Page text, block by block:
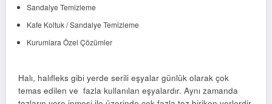
Sandalye Temizleme
Kafe Koltuk / Sandalye Temizleme
Kurumlara Özel Çözümler
Halı, halıfleks gibi yerde serili eşyalar günlük olarak çok
temas edilen ve fazla kullanılan eşyalardır. Aynı zamanda